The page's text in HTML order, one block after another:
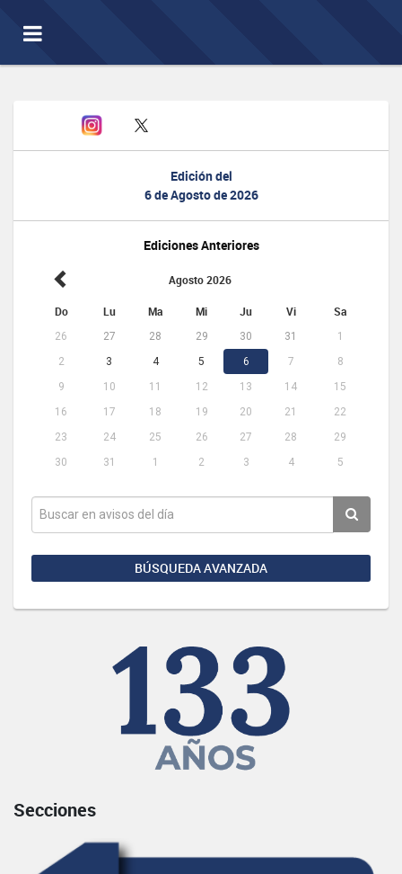
Toggle
navigation
Edición del
6 de Agosto de 2026
Ediciones Anteriores
Agosto 2026
Do Lu Ma Mi Ju Vi Sa
26 27 28 29 30 31
1
2
3 4 5 6 7
8
9
10 11 12 13 14
15
16
17 18 19 20 21
22
23
24 25 26 27 28
29
30
31 1 2 3 4 5
BÚSQUEDA AVANZADA
Secciones